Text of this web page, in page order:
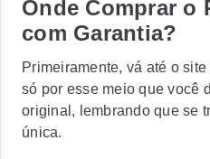
Onde Comprar o
com Garantia?
Primeiramente, vá até o
só por esse meio que você
original, lembrando que se
única.